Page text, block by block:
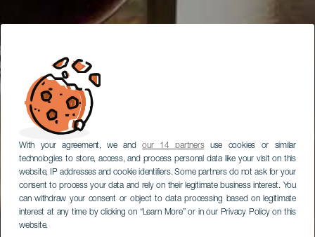
With your agreement, we andour 14 partnersuse cookies or similar
technologies to store, access, and process personal data like your visit on this
website, IP addresses and cookie identifiers. Some partners do not ask for your
consent to process your data and rely on their legitimate business interest. You
can withdraw your consent or object to data processing based on legitimate
interest at any time by clicking on “Learn More” or in our Privacy Policy on this
website.